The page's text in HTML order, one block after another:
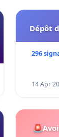
Dépôt
296
14 Apr